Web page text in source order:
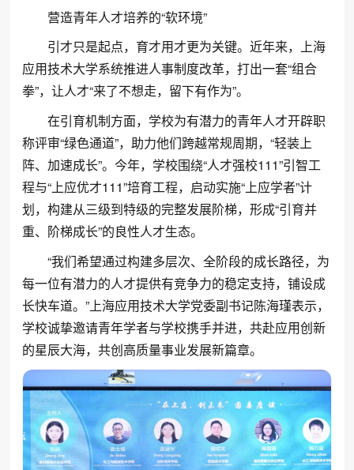
营造青年人才培养的“软环境”
引才只是起点，育才用才更为关键。近年来，上海
应用技术大学系统推进人事制度改革，打出一套“组合
拳”，让人才“来了不想走，留下有作为”。
在引育机制方面，学校为有潜力的青年人才开辟职
称评审“绿色通道”，助力他们跨越常规周期，“轻装上
阵、加速成长”。今年，学校围绕“人才强校111”引智工
程与“上应优才111”培育工程，启动实施“上应学者”计
划，构建从三级到特级的完整发展阶梯，形成“引育并
重、阶梯成长”的良性人才生态。
“我们希望通过构建多层次、全阶段的成长路径，为
每一位有潜力的人才提供有竞争力的稳定支持，铺设成
长快车道。”上海应用技术大学党委副书记陈海瑾表示，
学校诚挚邀请青年学者与学校携手并进，共赴应用创新
的星辰大海，共创高质量事业发展新篇章。